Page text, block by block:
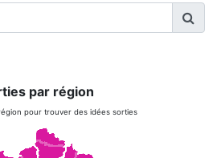
par région
pour trouver des idées sorties